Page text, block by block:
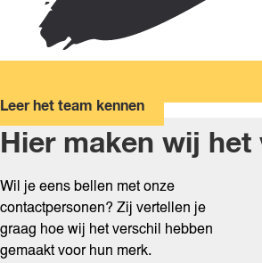
Leer het team kennen
Hier maken wij het
Wil je eens bellen met onze
contactpersonen? Zij vertellen je
graag hoe wij het verschil hebben
gemaakt voor hun merk.